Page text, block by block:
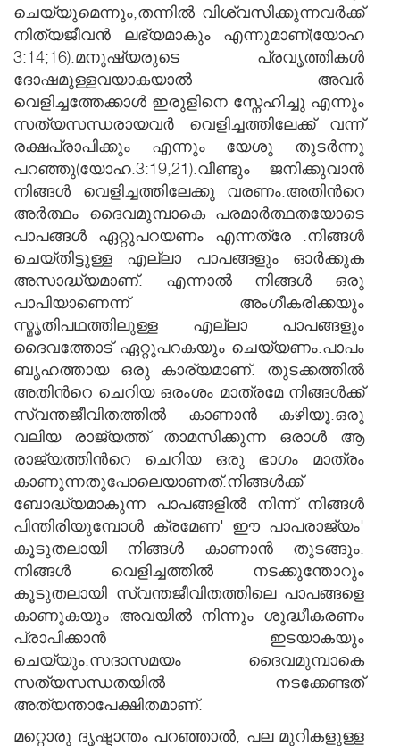
ചെയ്യുമെന്നും,തന്നില്‍ വിശ്വസിക്കുന്നവ‍ര്‍ക്ക്
നിത്യജീവന്‍ ലഭ്യമാകും എന്നുമാണ്(യോഹ
3:14;16).മനുഷ്യരുടെ പ്രവൃത്തികള്‍
ദോഷമുള്ളവയാകയാല്‍ അവര്‍
വെളിച്ചത്തേക്കാള്‍ ഇരുളിനെ സ്നേഹിച്ചു എന്നും
സത്യസന്ധരായവര്‍ വെളിച്ചത്തിലേക്ക് വന്ന്
രക്ഷപ്രാപിക്കും എന്നും യേശു തുടര്‍ന്നു
പറഞ്ഞു(യോഹ.3:19,21).വീണ്ടും ജനിക്കുവാന്‍
നിങ്ങള്‍ വെളിച്ചത്തിലേക്കു വരണം.അതിന്‍റെ
അര്‍ത്ഥം ദൈവമുമ്പാകെ പരമാര്‍ത്ഥതയോടെ
പാപങ്ങള്‍ ഏറ്റുപറയണം എന്നത്രേ .നിങ്ങള്‍
ചെയ്തിട്ടുള്ള എല്ലാ പാപങ്ങളും ഓര്‍ക്കുക
അസാദ്ധ്യമാണ്. എന്നാല്‍ നിങ്ങള്‍ ഒരു
പാപിയാണെന്ന് അംഗീകരിക്കയും
സ്മൃതിപഥത്തിലുള്ള എല്ലാ പാപങ്ങളും
ദൈവത്തോട് ഏറ്റുപറകയും ചെയ്യണം.പാപം
ബൃഹത്തായ ഒരു കാര്യമാണ്. തുടക്കത്തില്‍
അതിന്‍റെ ചെറിയ ഒരംശം മാത്രമേ നിങ്ങള്‍ക്ക്
സ്വന്തജീവിതത്തില്‍ കാണാന്‍ കഴിയൂ.ഒരു
വലിയ രാജ്യത്ത് താമസിക്കുന്ന ഒരാള്‍ ആ
രാജ്യത്തിന്‍റെ ചെറിയ ഒരു ഭാഗം മാത്രം
കാണുന്നതുപോലെയാണത്.നിങ്ങള്‍ക്ക്
ബോദ്ധ്യമാകുന്ന പാപങ്ങളില്‍ നിന്ന് നിങ്ങള്‍
പിന്തിരിയുമ്പോള്‍ ക്രമേണ' ഈ പാപരാജ്യം'
കൂടുതലായി നിങ്ങള്‍ കാണാന്‍ തുടങ്ങും.
നിങ്ങള്‍ വെളിച്ചത്തില്‍ നടക്കുന്തോറും
കൂടുതലായി സ്വന്തജീവിതത്തിലെ പാപങ്ങളെ
കാണുകയും അവയില്‍ നിന്നും ശുദ്ധീകരണം
പ്രാപിക്കാന്‍ ഇടയാകയും
ചെയ്യും.സദാസമയം ദൈവമുമ്പാകെ
സത്യസന്ധതയില്‍ നടക്കേണ്ടത്
അത്യന്താപേക്ഷിതമാണ്.
മറ്റൊരു ദൃഷ്ടാന്തം പറഞ്ഞാല്‍, പല മുറികളുള്ള